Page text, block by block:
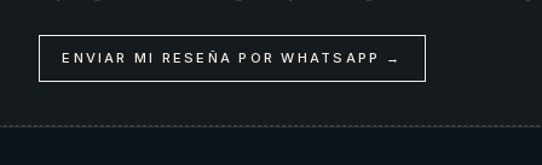
ENVIAR MI RESEÑA POR WHATSAPP →